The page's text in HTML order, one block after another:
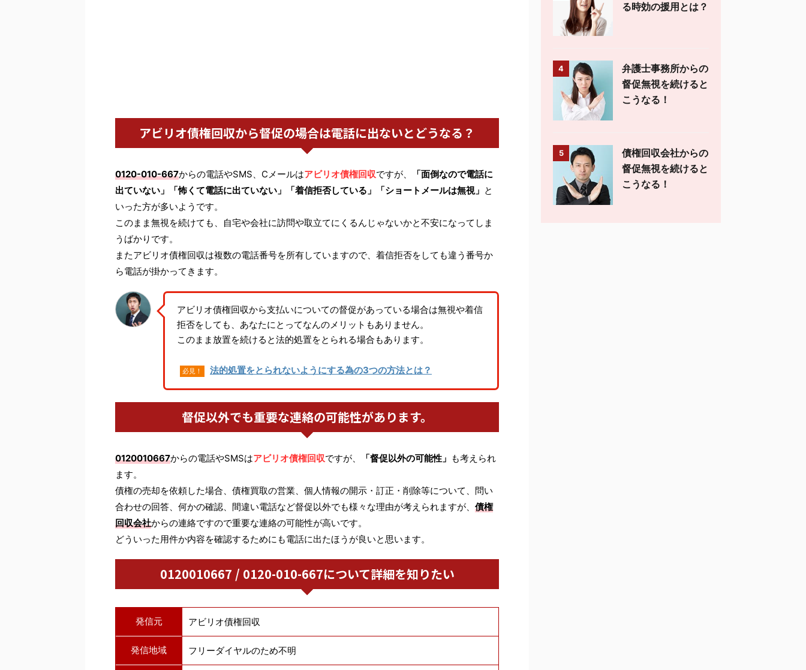
アビリオ債権回収から督促の場合は電話に出ないとどうなる？
0120-010-667からの電話やSMS、Cメールはアビリオ債権回収ですが、
「面倒なので電話に
出ていない」「怖くて電話に出ていない」「着信拒否している」「ショートメールは無視」 と
いった方が多いようです。
このまま無視を続けても、自宅や会社に訪問や取立てにくるんじゃないかと不安になってしま
うばかりです。
またアビリオ債権回収は複数の電話番号を所有していますので、着信拒否をしても違う番号か
ら電話が掛かってきます。
アビリオ債権回収から支払いについての督促があっている場合は無視や着信
拒否をしても、あなたにとってなんのメリットもありません。
このまま放置を続けると法的処置をとられる場合もあります。
必見！ 法的処置をとられないようにする為の3つの方法とは？
督促以外でも重要な連絡の可能性があります。
0120010667からの電話やSMSはアビリオ債権回収ですが、 「督促以外の可能性」 も考えられ
ます。
債権の売却を依頼した場合、債権買取の営業、個人情報の開示・訂正・削除等について、問い
合わせの回答、何かの確認、間違い電話など督促以外でも様々な理由が考えられますが、 債権
回収会社からの連絡ですので重要な連絡の可能性が高いです。
どういった用件か内容を確認するためにも電話に出たほうが良いと思います。
0120010667 / 0120-010-667について詳細を知りたい
発信元 アビリオ債権回収
発信地域 フリーダイヤルのため不明
る時効の援用とは？
4
弁護士事務所からの
督促無視を続けると
こうなる！
5
債権回収会社からの
督促無視を続けると
こうなる！